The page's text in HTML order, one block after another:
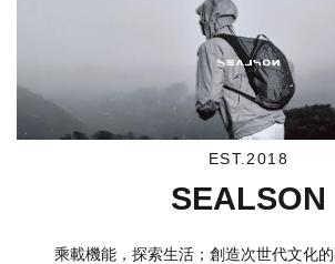
EST.2018
SEALSON
乘載機能，探索生活；創造次世代文化的